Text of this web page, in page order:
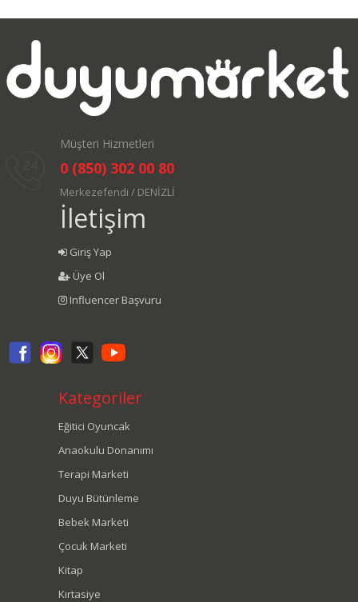
Müşteri Hizmetleri
0 (850) 302 00 80
Merkezefendi / DENİZLİ
İletişim
Giriş Yap
Üye Ol
Influencer Başvuru
Kategoriler
Eğitici Oyuncak
Anaokulu Donanımı
Terapi Marketi
Duyu Bütünleme
Bebek Marketi
Çocuk Marketi
Kitap
Kırtasiye